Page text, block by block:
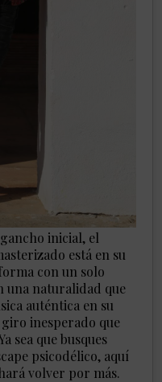
inicial, el
está en su
con un solo
una naturalidad que
auténtica en su
inesperado que
sea que busques
psicodélico, aquí
volver por más.